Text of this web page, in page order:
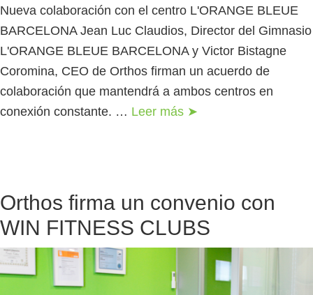
Nueva colaboración con el centro L'ORANGE BLEUE
BARCELONA Jean Luc Claudios, Director del Gimnasio
L'ORANGE BLEUE BARCELONA y Victor Bistagne
Coromina, CEO de Orthos firman un acuerdo de
colaboración que mantendrá a ambos centros en
conexión constante. … Leer más ➤
Orthos firma un convenio con
WIN FITNESS CLUBS